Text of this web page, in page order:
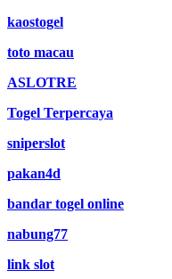
kaostogel
toto macau
ASLOTRE
Togel Terpercaya
sniperslot
pakan4d
bandar togel online
nabung77
link slot